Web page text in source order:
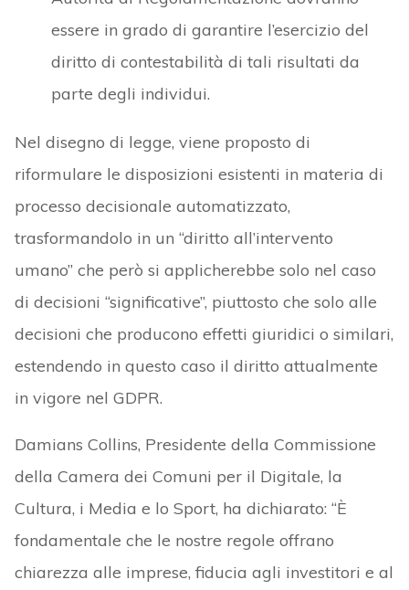
essere in grado di garantire l’esercizio del
diritto di contestabilità di tali risultati da
parte degli individui.
Nel disegno di legge, viene proposto di
riformulare le disposizioni esistenti in materia di
processo decisionale automatizzato,
trasformandolo in un “diritto all’intervento
umano” che però si applicherebbe solo nel caso
di decisioni “significative”, piuttosto che solo alle
decisioni che producono effetti giuridici o similari,
estendendo in questo caso il diritto attualmente
in vigore nel GDPR.
Damians Collins, Presidente della Commissione
della Camera dei Comuni per il Digitale, la
Cultura, i Media e lo Sport, ha dichiarato: “È
fondamentale che le nostre regole offrano
chiarezza alle imprese, fiducia agli investitori e al